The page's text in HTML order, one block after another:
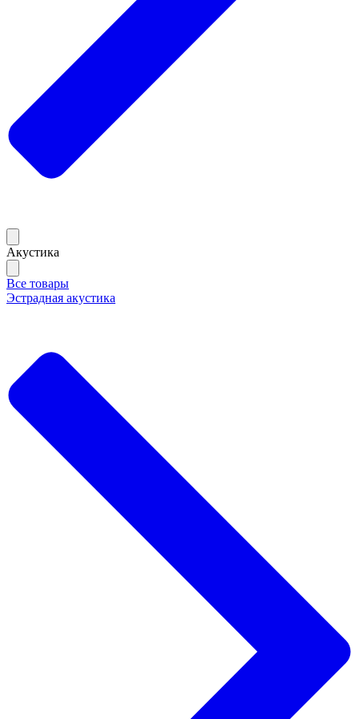
Акустика
Все товары
Эстрадная акустика